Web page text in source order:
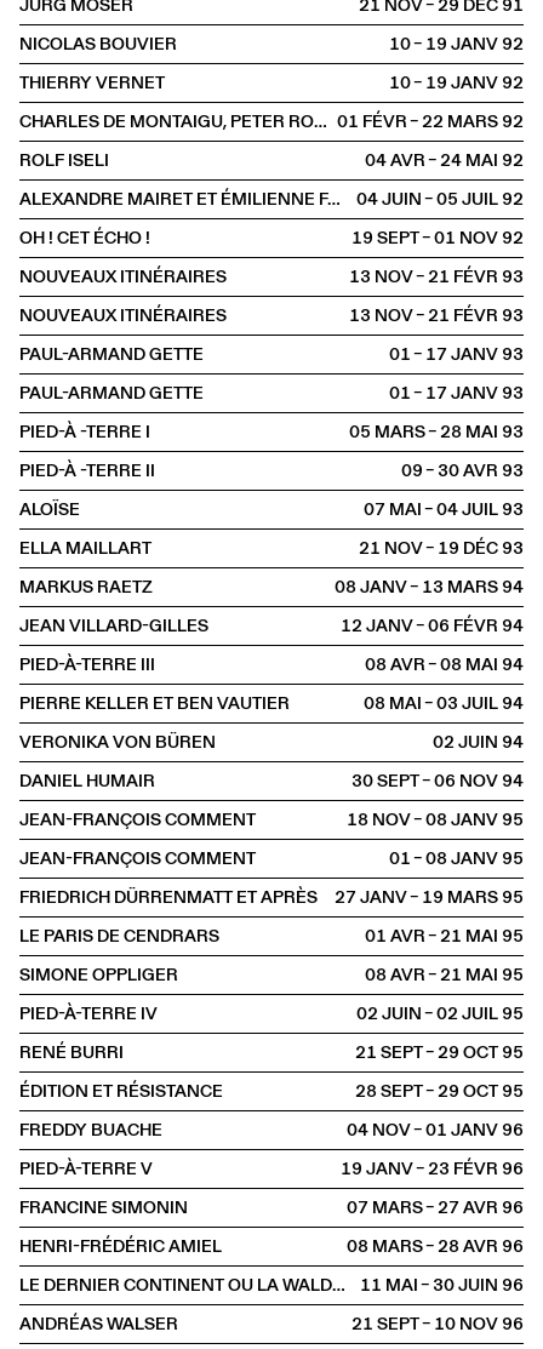
JÜRG MOSER
21 NOV – 29 DÉC1991
NICOLAS BOUVIER
10 – 19 JANV1992
THIERRY VERNET
10 – 19 JANV1992
CHARLES DE MONTAIGU, PETER ROESCH, HANS SCHÄRER, ROLF WINNEWISSER 01 FÉVR – 22 MARS1992
ROLF ISELI
04 AVR – 24 MAI1992
ALEXANDRE MAIRET ET ÉMILIENNE FARNY
04 JUIN – 05 JUIL1992
OH ! CET ÉCHO !
19 SEPT – 01 NOV1992
NOUVEAUX ITINÉRAIRES
13 NOV – 21 FÉVR1993
NOUVEAUX ITINÉRAIRES
13 NOV – 21 FÉVR1993
PAUL-ARMAND GETTE
01 – 17 JANV1993
PAUL-ARMAND GETTE
01 – 17 JANV1993
PIED-À -TERRE I
05 MARS – 28 MAI1993
PIED-À -TERRE II
09 – 30 AVR1993
ALOÏSE
07 MAI – 04 JUIL1993
ELLA MAILLART
21 NOV – 19 DÉC1993
MARKUS RAETZ
08 JANV – 13 MARS1994
JEAN VILLARD-GILLES
12 JANV – 06 FÉVR1994
PIED-À-TERRE III
08 AVR – 08 MAI1994
PIERRE KELLER ET BEN VAUTIER
08 MAI – 03 JUIL1994
VERONIKA VON BÜREN
02 JUIN1994
DANIEL HUMAIR
30 SEPT – 06 NOV1994
JEAN-FRANÇOIS COMMENT
18 NOV – 08 JANV1995
JEAN-FRANÇOIS COMMENT
01 – 08 JANV1995
FRIEDRICH DÜRRENMATT ET APRÈS
27 JANV – 19 MARS1995
LE PARIS DE CENDRARS
01 AVR – 21 MAI1995
SIMONE OPPLIGER
08 AVR – 21 MAI1995
PIED-À-TERRE IV
02 JUIN – 02 JUIL1995
RENÉ BURRI
21 SEPT – 29 OCT1995
ÉDITION ET RÉSISTANCE
28 SEPT – 29 OCT1995
FREDDY BUACHE
04 NOV – 01 JANV1996
PIED-À-TERRE V
19 JANV – 23 FÉVR1996
FRANCINE SIMONIN
07 MARS – 27 AVR1996
HENRI-FRÉDÉRIC AMIEL
08 MARS – 28 AVR1996
LE DERNIER CONTINENT OU LA WALDAU, ASILE DE L'ART
11 MAI – 30 JUIN1996
ANDRÉAS WALSER
21 SEPT – 10 NOV1996